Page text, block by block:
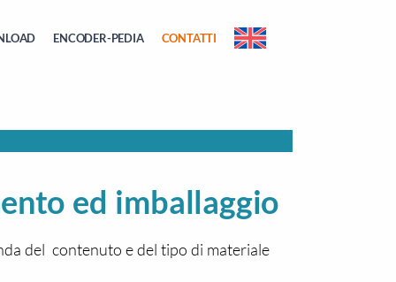
ENCODER-PEDIA CONTATTI
ed imballaggio
del contenuto e del tipo di materiale